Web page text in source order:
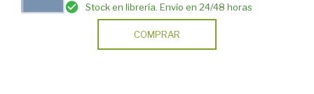
Stock en librería. Envío en 24/48 horas
COMPRAR